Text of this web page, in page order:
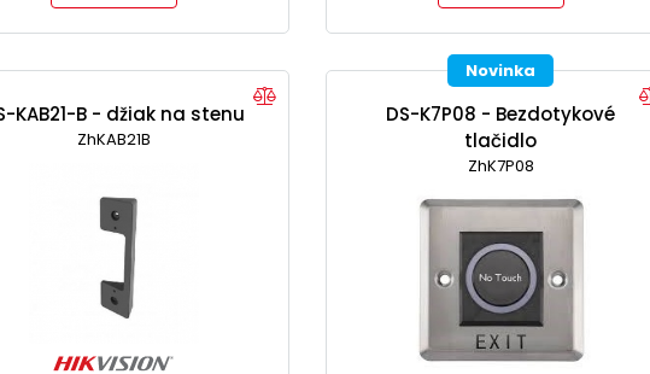
KAB21-B - džiak na stenu
ZhKAB21B
Novinka
DS-K7P08 - Bezdotykové
tlačidlo
ZhK7P08